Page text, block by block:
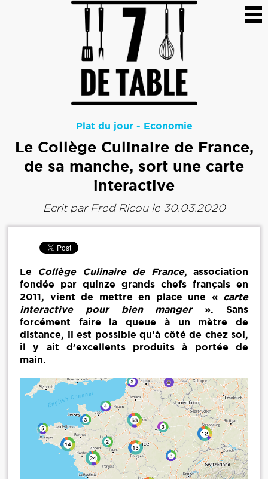
Plat du jour- Economie
Le Collège Culinaire de France,
de sa manche, sort une carte
interactive
Ecrit par Fred Ricoule 30.03.2020
Le Collège Culinaire de France, association
fondée par quinze grands chefs français en
2011, vient de mettre en place une « carte
interactive pour bien manger ». Sans
forcément faire la queue à un mètre de
distance, il est possible qu’à côté de chez soi,
il y ait d’excellents produits à portée de
main.